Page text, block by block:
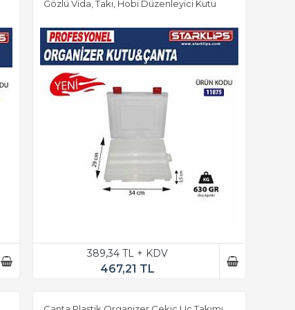
Gözlü Vida, Takı, Hobi Düzenleyici Kutu
389,34 TL + KDV
467,21 TL